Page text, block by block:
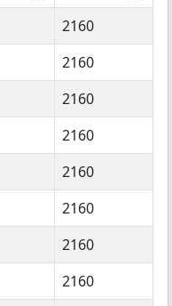
2160
2160
2160
2160
2160
2160
2160
2160